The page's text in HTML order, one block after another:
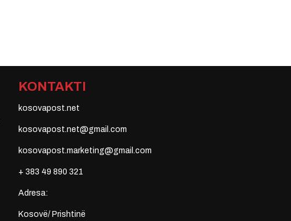
KONTAKTI
kosovapost.net
kosovapost.net@gmail.com
kosovapost.marketing@gmail.com
+ 383 49 890 321
Adresa:
Kosovë/ Prishtinë